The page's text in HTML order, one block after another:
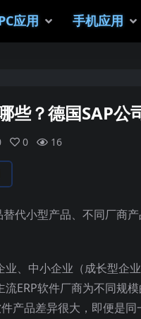
应用 手机应用
些？德国SAP公
0 16
代小型产品、不同厂商
、中小企业（成长型企
ERP软件厂商为不同规
产品差异很大，即便是